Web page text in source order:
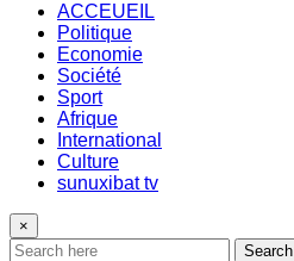
ACCEUEIL
Politique
Economie
Société
Sport
Afrique
International
Culture
sunuxibat tv
×
Search